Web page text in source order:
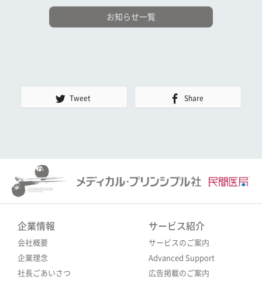
お知らせ一覧
Tweet Share
企業情報
会社概要
企業理念
社長ごあいさつ
サービス紹介
サービスのご案内
Advanced Support
広告掲載のご案内